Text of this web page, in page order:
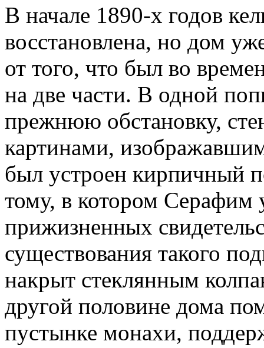
В начале 1890-х годов
восстановлена, но дом
от того, что был во
на две части. В одной
прежнюю обстановку,
картинами,
был устроен кирпичный
тому, в котором Серафим
прижизненных
существования такого
накрыт стеклянным
другой половине дома
пустынке монахи,